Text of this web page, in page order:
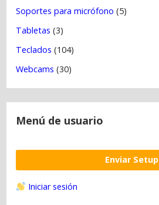
Soportes para micrófono (5)
Tabletas (3)
Teclados (104)
Webcams (30)
Menú de usuario
Enviar Setup
Iniciar sesión